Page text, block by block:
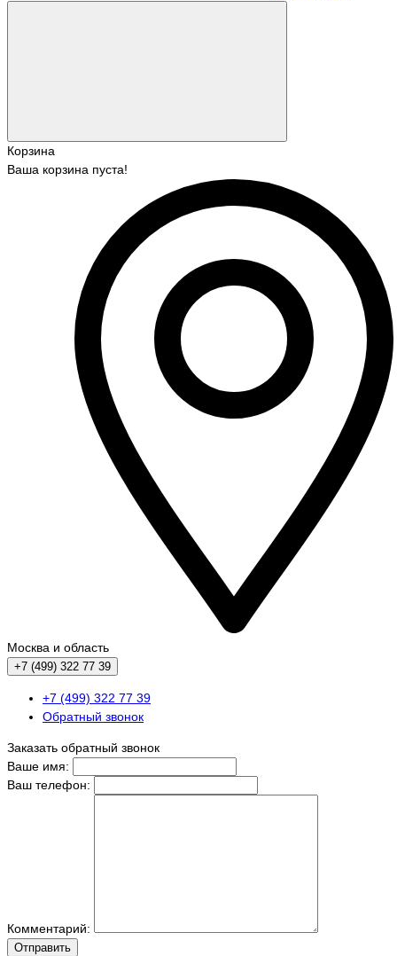
Корзина
Ваша корзина пуста!
Москва и область
+7 (499) 322 77 39
+7 (499) 322 77 39
Обратный звонок
Заказать обратный звонок
Ваше имя:
Ваш телефон:
Комментарий:
Отправить